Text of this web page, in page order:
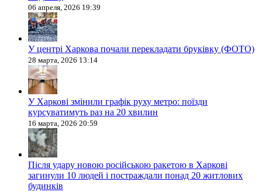
06 апреля, 2026 19:39
У центрі Харкова почали перекладати бруківку (ФОТО)
28 марта, 2026 13:14
У Харкові змінили графік руху метро: поїзди
курсуватимуть раз на 20 хвилин
16 марта, 2026 20:59
Після удару новою російською ракетою в Харкові
загинули 10 людей і постраждали понад 20 житлових
будинків